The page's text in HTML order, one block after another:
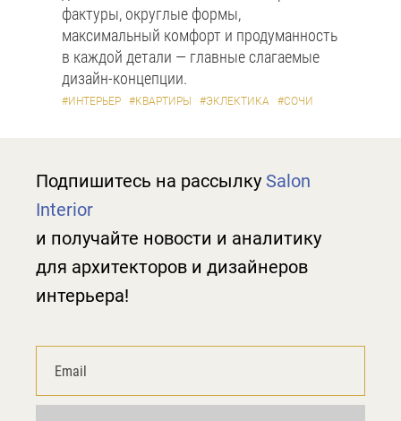
фактуры, округлые формы,
максимальный комфорт и продуманность
в каждой детали — главные слагаемые
дизайн-концепции.
#ИНТЕРЬЕР #КВАРТИРЫ #ЭКЛЕКТИКА #СОЧИ
Подпишитесь на рассылку Salon
Interior
и получайте новости и аналитику
для архитекторов и дизайнеров
интерьера!